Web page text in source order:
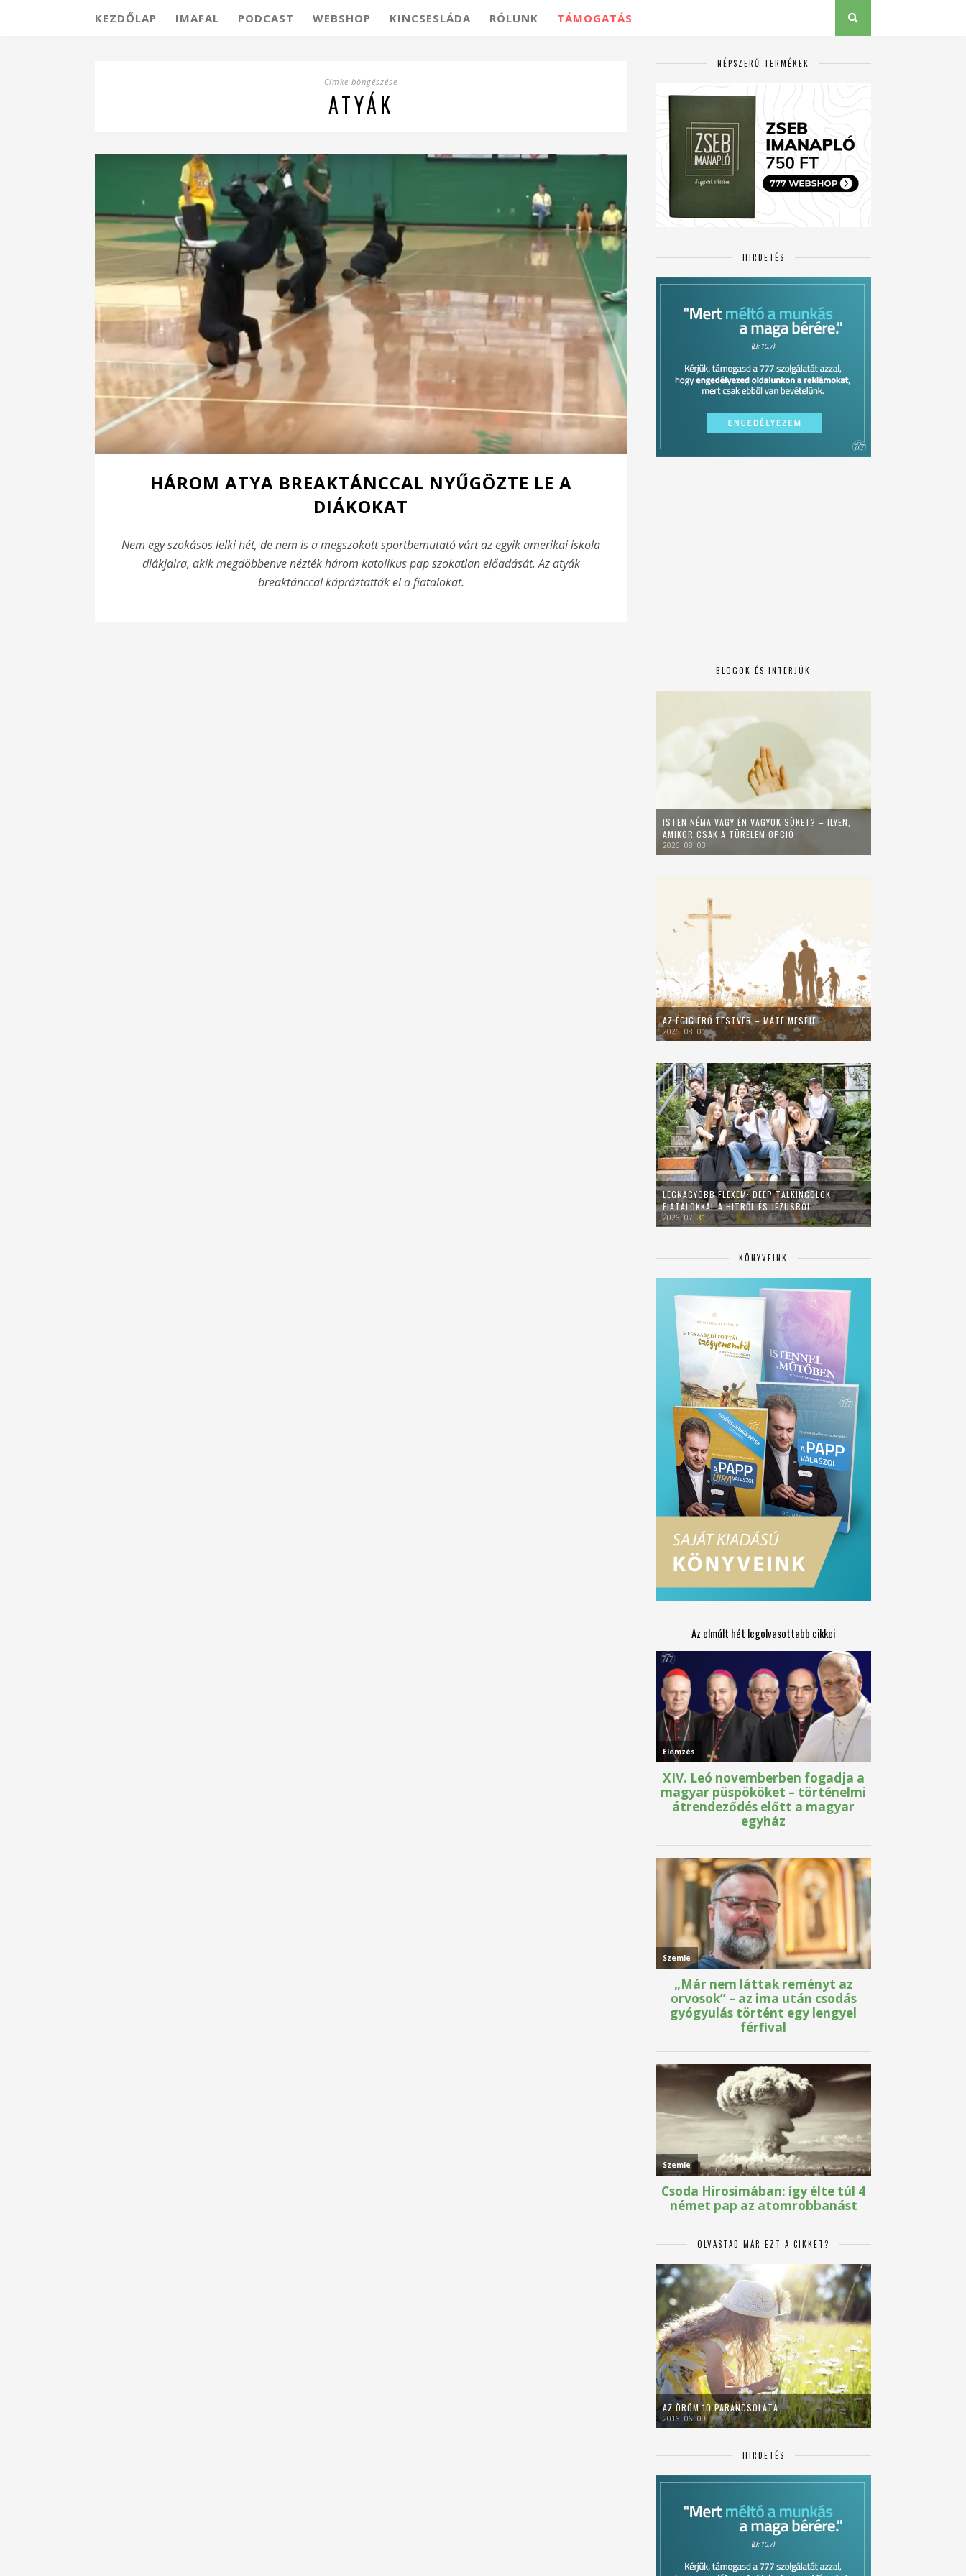
KEZDŐLAP IMAFAL PODCAST WEBSHOP KINCSESLÁDA RÓLUNK TÁMOGATÁS
Címke böngészése
ATYÁK
HÁROM ATYA BREAKTÁNCCAL NYŰGÖZTE LE A
DIÁKOKAT
Nem egy szokásos lelki hét, de nem is a megszokott sportbemutató várt az egyik amerikai iskola
diákjaira, akik megdöbbenve nézték három katolikus pap szokatlan előadását. Az atyák
breaktánccal kápráztatták el a fiatalokat.
NÉPSZERŰ TERMÉKEK
HIRDETÉS
BLOGOK ÉS INTERJÚK
ISTEN NÉMA VAGY ÉN VAGYOK SÜKET? – ILYEN,
AMIKOR CSAK A TÜRELEM OPCIÓ
2026. 08. 03.
AZ ÉGIG ÉRŐ TESTVÉR – MÁTÉ MESÉJE
2026. 08. 01.
LEGNAGYOBB FLEXEM: DEEP TALKINGOLOK
FIATALOKKAL A HITRŐL ÉS JÉZUSRÓL
2026. 07. 31.
KÖNYVEINK
Az elmúlt hét legolvasottabb cikkei
OLVASTAD MÁR EZT A CIKKET?
AZ ÖRÖM 10 PARANCSOLATA
2016. 06. 09.
HIRDETÉS